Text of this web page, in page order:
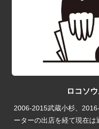
ロコソ
2006-2015武蔵小杉、
ーターの出店を経て現在